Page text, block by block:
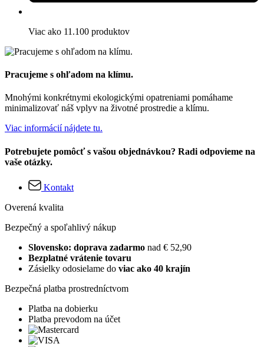
Viac ako 11.100 produktov
Pracujeme s ohľadom na klímu.
Mnohými konkrétnymi ekologickými opatreniami pomáhame
minimalizovať náš vplyv na životné prostredie a klímu.
Viac informácií nájdete tu.
Potrebujete pomôcť s vašou objednávkou? Radi odpovieme na
vaše otázky.
Kontakt
Overená kvalita
Bezpečný a spoľahlivý nákup
Slovensko: doprava zadarmo nad € 52,90
Bezplatné vrátenie tovaru
Zásielky odosielame do viac ako 40 krajín
Bezpečná platba prostredníctvom
Platba na dobierku
Platba prevodom na účet